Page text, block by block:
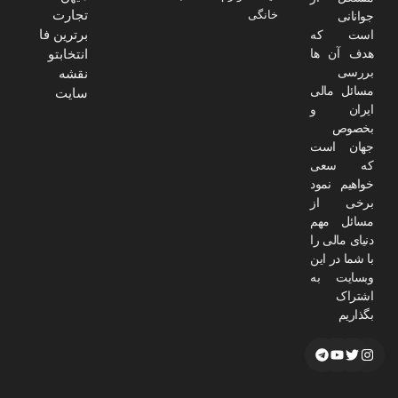
جوانانی
است که
هدف آن ها
بررسی
مسائل مالی
ایران و
بخصوص
جهان است
که سعی
خواهیم نمود
برخی از
مسائل مهم
دنیای مالی را
با شما در این
وبسایت به
اشتراک
بگذاریم
خانگی
تجارت
برترین فا
انتخابتو
نقشه
سایت